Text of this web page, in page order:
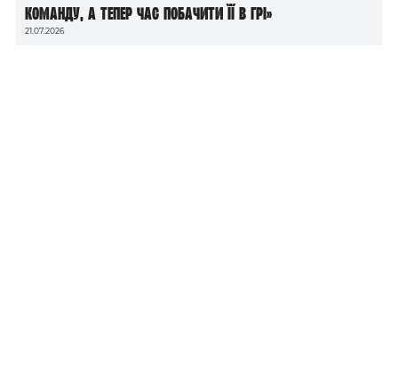
команду, а тепер час побачити її в грі»
21.07.2026